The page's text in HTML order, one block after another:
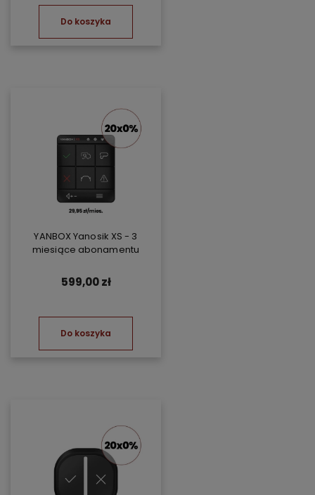
Do koszyka
YANBOX Yanosik XS - 3
miesiące abonamentu
599,00 zł
Do koszyka